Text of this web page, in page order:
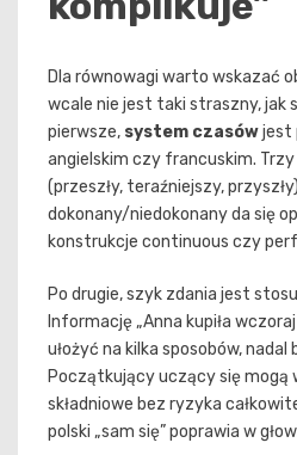
Dla równowagi warto wskazać
wcale nie jest taki straszny, jak
pierwsze, system czasówjest
angielskim czy francuskim.
(przeszły, teraźniejszy,
dokonany/niedokonany da się
konstrukcje continuous czy
Po drugie, szyk zdania jest
Informację „Anna kupiła
ułożyć na kilka sposobów,
Początkujący uczący się mogą
składniowe bez ryzyka
polski „sam się” poprawia w